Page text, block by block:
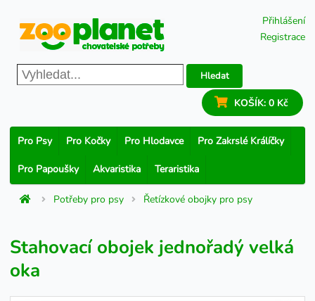
Přihlášení
Registrace
Hledat
KOŠÍK: 0 Kč
Pro Psy Pro Kočky Pro Hlodavce Pro Zakrslé Králíčky
Pro Papoušky Akvaristika Teraristika
Potřeby pro psy Řetízkové obojky pro psy
Stahovací obojek jednořadý velká
oka